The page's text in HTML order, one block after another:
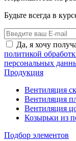
Будьте всегда в
Да, я хочу
политикой
персональных
Продукция
Вентиляция
Вентиляция
Вентиляция
Козырьки из
Подбор элементов